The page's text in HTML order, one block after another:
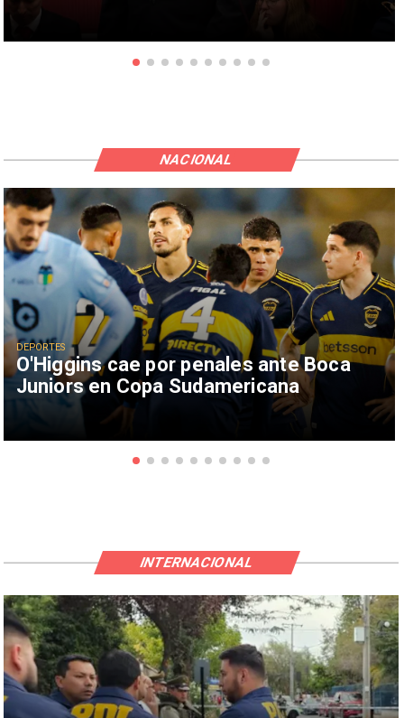
O'Higgins cae por penales ante Boca
Juniors en Copa Sudamericana
DEPORTES
NACIONAL
INTERNACIONAL